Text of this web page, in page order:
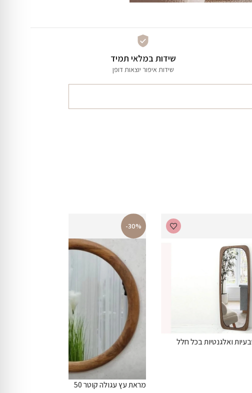
שידות במלאי תמיד
שידות איפור יוצאות דופן
ואלגנטיות בכל חלל
-30%
מראת עץ עגולה קוטר 50